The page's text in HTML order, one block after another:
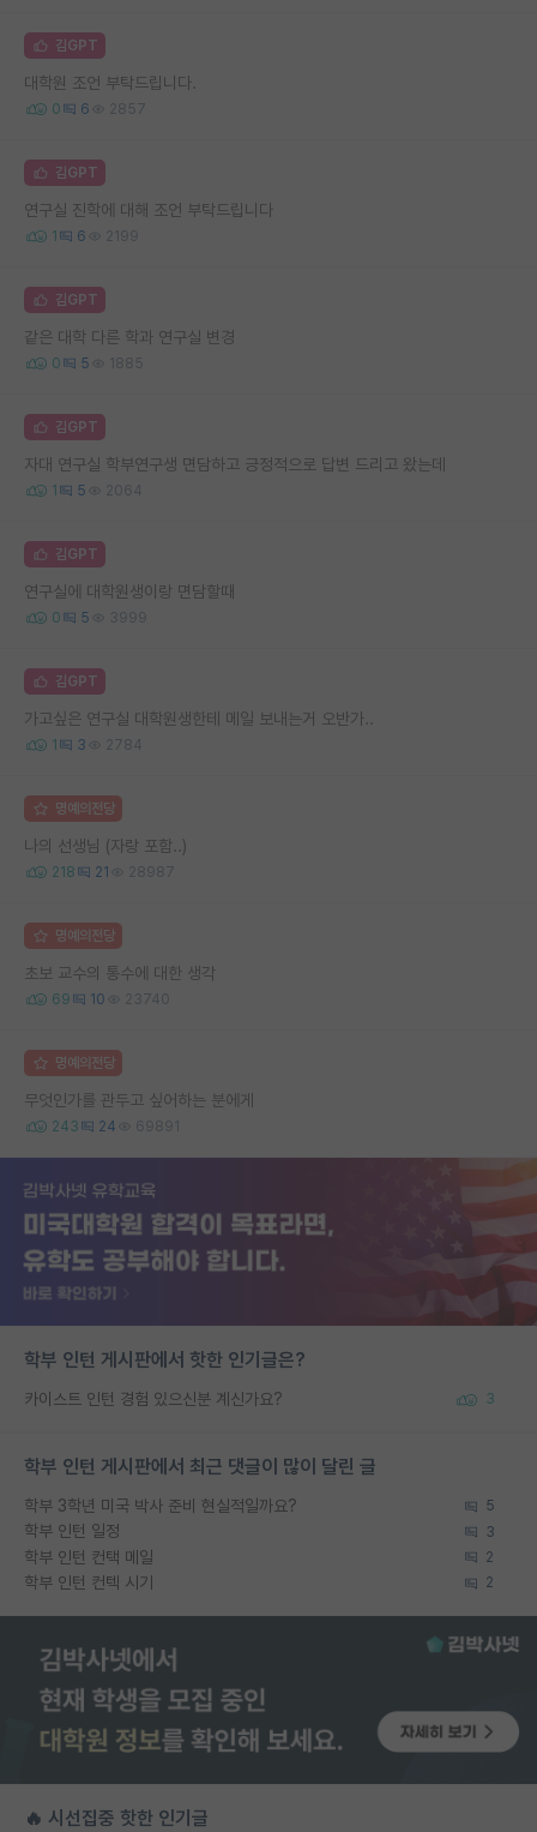
김GPT
대학원 조언 부탁드립니다.
0 6 2857
김GPT
연구실 진학에 대해 조언 부탁드립니다
1 6 2199
김GPT
같은 대학 다른 학과 연구실 변경
0 5 1885
김GPT
자대 연구실 학부연구생 면담하고 긍정적으로 답변 드리고 왔는데
1 5 2064
김GPT
연구실에 대학원생이랑 면담할때
0 5 3999
김GPT
가고싶은 연구실 대학원생한테 메일 보내는거 오반가..
1 3 2784
명예의전당
나의 선생님 (자랑 포함..)
218 21 28987
명예의전당
초보 교수의 통수에 대한 생각
69 10 23740
명예의전당
무엇인가를 관두고 싶어하는 분에게
243 24 69891
학부 인턴 게시판에서 핫한 인기글은?
카이스트 인턴 경험 있으신분 계신가요? 3
학부 인턴 게시판에서 최근 댓글이 많이 달린 글
학부 3학년 미국 박사 준비 현실적일까요? 5
학부 인턴 일정 3
학부 인턴 컨택 메일 2
학부 인턴 컨텍 시기 2
🔥 시선집중 핫한 인기글